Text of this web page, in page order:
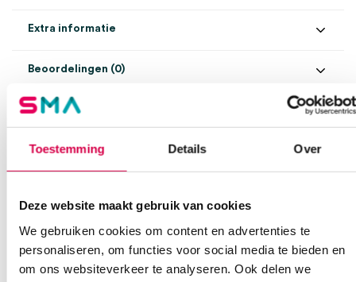
Toestemming Details Over
Deze website maakt gebruik van cookies
We gebruiken cookies om content en advertenties te
personaliseren, om functies voor social media te bieden en
om ons websiteverkeer te analyseren. Ook delen we
Extra informatie
Maat
Steriel steriel
Uitvoering poedervrij
Beoordelingen (0)
Beoordelingen
Er zijn nog geen beoordelingen.
Wees de eerste om “Sempermed Supreme chirurgische latex
handschoenen, 8 (L), poedervrij, steriel (50)” te beoordelen
Vaste klanten, vaste korting
We scoren een gemiddelde van 7.7! (10 beoordelingen)